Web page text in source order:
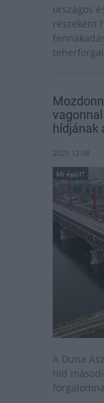
országos
részeként
hídjának
2021.12.08
Mi épül?
A Duna
híd